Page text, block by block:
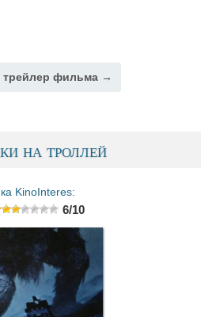
трейлер фильма →
на троллей
KinoInteres:
6/10